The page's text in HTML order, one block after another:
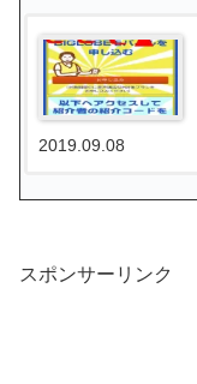
2019.09.08
スポンサーリンク